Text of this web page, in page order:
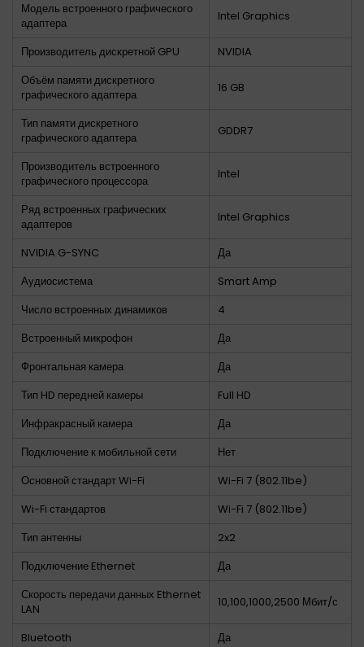
Модель встроенного графического
адаптера
Intel Graphics
Производитель дискретной GPU
NVIDIA
Объём памяти дискретного
графического адаптера
16 GB
Тип памяти дискретного
графического адаптера
GDDR7
Производитель встроенного
графического процессора
Intel
Ряд встроенных графических
адаптеров
Intel Graphics
NVIDIA G-SYNC
Да
Аудиосистема
Smart Amp
Число встроенных динамиков
4
Встроенный микрофон
Да
Фронтальная камера
Да
Тип HD передней камеры
Full HD
Инфракрасный камера
Да
Подключение к мобильной сети
Нет
Основной стандарт Wi-Fi
Wi-Fi 7 (802.11be)
Wi-Fi стандартов
Wi-Fi 7 (802.11be)
Тип антенны
2x2
Подключение Ethernet
Да
Скорость передачи данных Ethernet
LAN
10,100,1000,2500 Мбит/с
Bluetooth Да